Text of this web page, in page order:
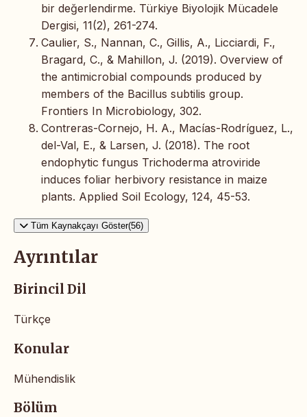
bir değerlendirme. Türkiye Biyolojik Mücadele
Dergisi, 11(2), 261-274.
Caulier, S., Nannan, C., Gillis, A., Licciardi, F.,
Bragard, C., & Mahillon, J. (2019). Overview of
the antimicrobial compounds produced by
members of the Bacillus subtilis group.
Frontiers In Microbiology, 302.
Contreras-Cornejo, H. A., Macías-Rodríguez, L.,
del-Val, E., & Larsen, J. (2018). The root
endophytic fungus Trichoderma atroviride
induces foliar herbivory resistance in maize
plants. Applied Soil Ecology, 124, 45-53.
Tüm Kaynakçayı Göster(56)
Ayrıntılar
Birincil Dil
Türkçe
Konular
Mühendislik
Bölüm